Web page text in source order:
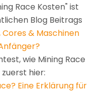
Race Kosten" ist
Blog Beitrags
Cores & Maschinen
wie Mining Race
hier:
Eine Erklärung für